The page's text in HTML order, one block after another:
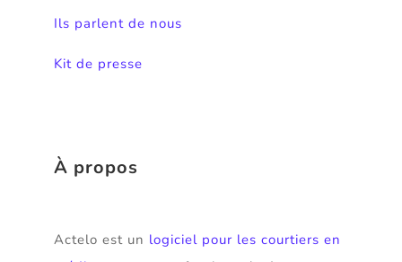
Ils parlent de nous
Kit de presse
À propos
Actelo est un logiciel pour les courtiers en